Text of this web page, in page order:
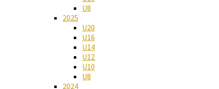
U8
2025
U20
U16
U14
U12
U10
U8
2024